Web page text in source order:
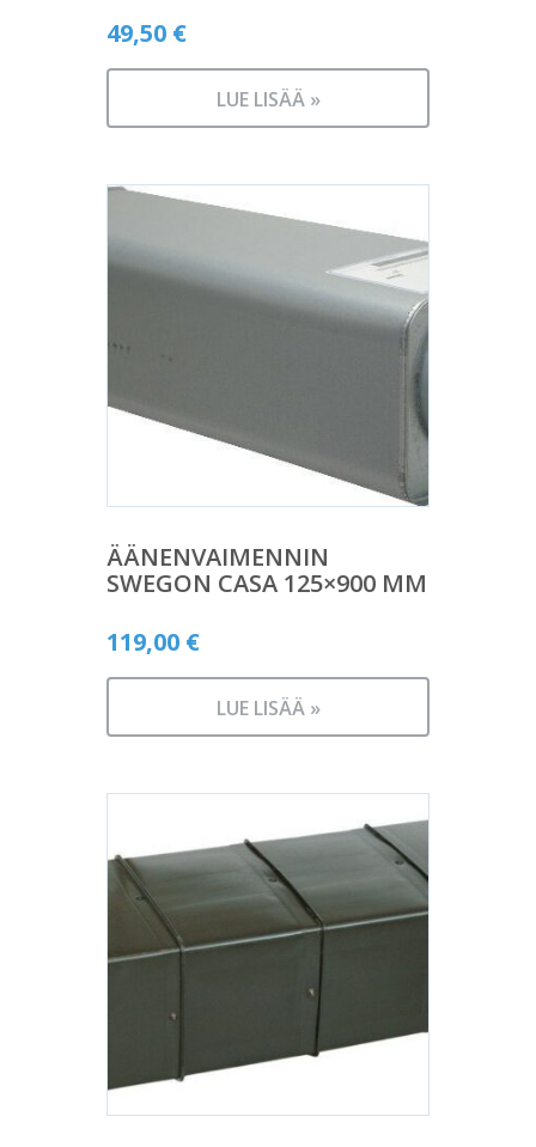
49,50 €
LUE LISÄÄ »
ÄÄNENVAIMENNIN
SWEGON CASA 125×900 MM
119,00 €
LUE LISÄÄ »